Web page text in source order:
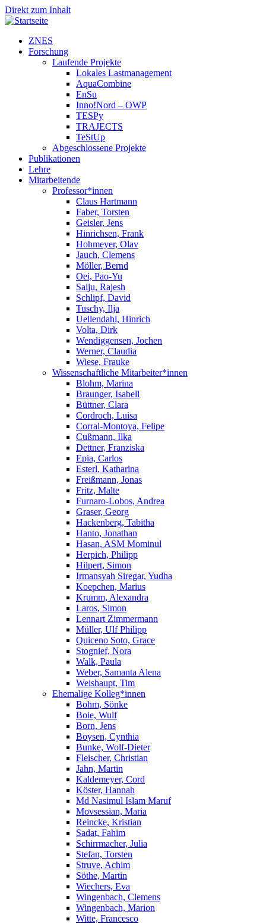
Direkt zum Inhalt
ZNES
Forschung
Laufende Projekte
Lokales Lastmanagement
AquaCombine
EnSu
Inno!Nord – OWP
TESPy
TRAJECTS
TeStUp
Abgeschlossene Projekte
Publikationen
Lehre
Mitarbeitende
Professor*innen
Claus Hartmann
Faber, Torsten
Geisler, Jens
Hinrichsen, Frank
Hohmeyer, Olav
Jauch, Clemens
Möller, Bernd
Oei, Pao-Yu
Saiju, Rajesh
Schlipf, David
Tuschy, Ilja
Uellendahl, Hinrich
Volta, Dirk
Wendiggensen, Jochen
Werner, Claudia
Wiese, Frauke
Wissenschaftliche Mitarbeiter*innen
Blohm, Marina
Braunger, Isabell
Büttner, Clara
Cordroch, Luisa
Corral-Montoya, Felipe
Cußmann, Ilka
Dettner, Franziska
Epia, Carlos
Esterl, Katharina
Freißmann, Jonas
Fritz, Malte
Furnaro-Lobos, Andrea
Graser, Georg
Hackenberg, Tabitha
Hanto, Jonathan
Hasan, ASM Mominul
Herpich, Philipp
Hilpert, Simon
Irmansyah Siregar, Yudha
Koepchen, Marius
Krumm, Alexandra
Laros, Simon
Lennart Zimmermann
Müller, Ulf Philipp
Quiceno Soto, Grace
Stognief, Nora
Walk, Paula
Weber, Samanta Alena
Weishaupt, Tim
Ehemalige Kolleg*innen
Bohm, Sönke
Boie, Wulf
Born, Jens
Boysen, Cynthia
Bunke, Wolf-Dieter
Fleischer, Christian
Jahn, Martin
Kaldemeyer, Cord
Köster, Hannah
Md Nasimul Islam Maruf
Movsessian, Maria
Reincke, Kristian
Sadat, Fahim
Schirrmacher, Julia
Stefan, Torsten
Struve, Achim
Söthe, Martin
Wiechers, Eva
Wingenbach, Clemens
Wingenbach, Marion
Witte, Francesco